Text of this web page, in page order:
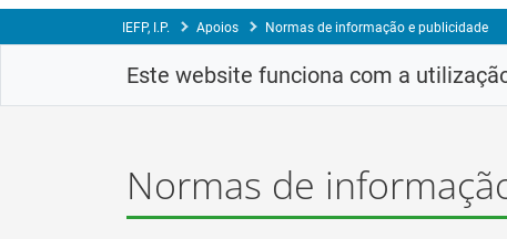
IEFP, I.P. Apoios Normas de informação e publicidade
Este website funciona com a
Normas de